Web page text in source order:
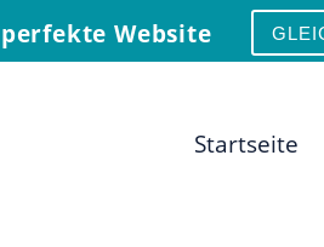
Website
Startseite